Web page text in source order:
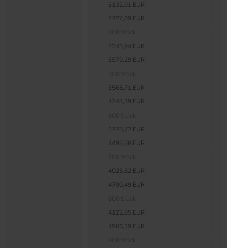
3132,01 EUR
3727,09 EUR
3343,94 EUR
3979,29 EUR
3565,71 EUR
4243,19 EUR
3778,72 EUR
4496,68 EUR
4025,62 EUR
4790,49 EUR
4122,85 EUR
4906,19 EUR